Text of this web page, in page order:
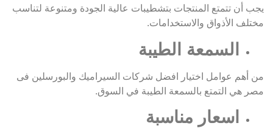
يجب أن تتمتع المنتجات بتشطيبات عالية الجودة ومتنوعة لتناسب
مختلف الأذواق والاستخدامات.
السمعة الطيبة
من أهم عوامل اختيار افضل شركات السيراميك والبورسلين فى
مصر هي التمتع بالسمعة الطيبة في السوق.
اسعار مناسبة